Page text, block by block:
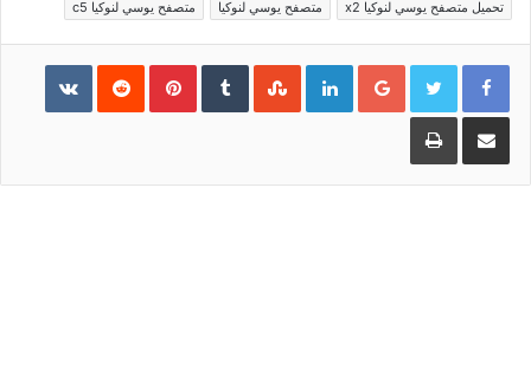
تحميل متصفح يوسي لنوكيا ‏x2 متصفح يوسي لنوكيا متصفح يوسي لنوكيا c5
Google+
LinkedIn
Pinterest
مشاركة عبر البريد طباعة